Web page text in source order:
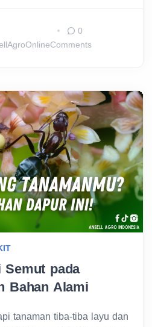
0
Comments
Semut pada
Bahan Alami
tanaman tiba-tiba layu dan